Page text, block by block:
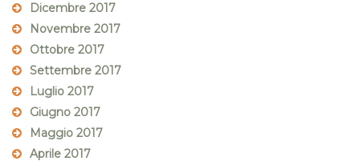
Dicembre 2017
Novembre 2017
Ottobre 2017
Settembre 2017
Luglio 2017
Giugno 2017
Maggio 2017
Aprile 2017